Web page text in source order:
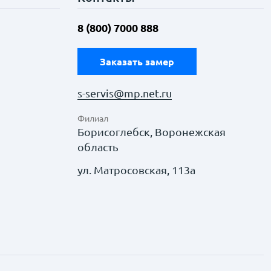
8 (800) 7000 888
Заказать замер
s-servis@mp.net.ru
Филиал
Борисоглебск, Воронежская
область
ул. Матросовская, 113а